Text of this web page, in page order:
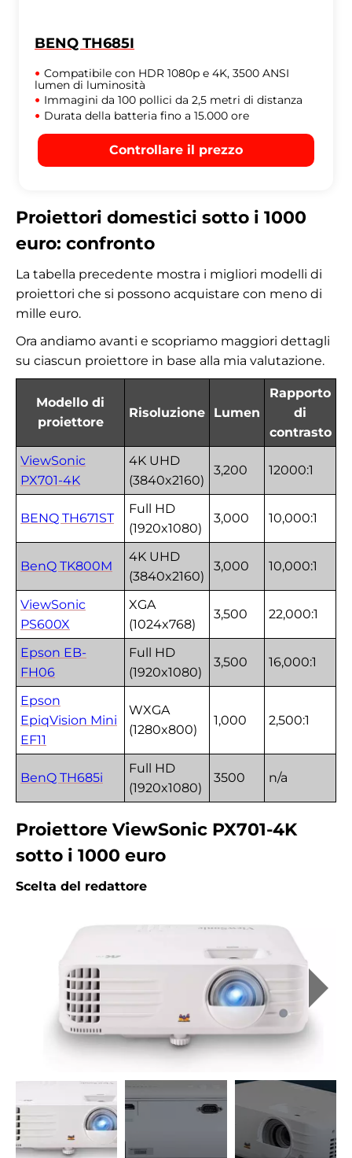
BENQ TH685I
Compatibile con HDR 1080p e 4K, 3500 ANSI
lumen di luminosità
Immagini da 100 pollici da 2,5 metri di distanza
Durata della batteria fino a 15.000 ore
Controllare il prezzo
Proiettori domestici sotto i 1000
euro: confronto
La tabella precedente mostra i migliori modelli di
proiettori che si possono acquistare con meno di
mille euro.
Ora andiamo avanti e scopriamo maggiori dettagli
su ciascun proiettore in base alla mia valutazione.
Modello di
proiettore
Risoluzione Lumen
Rapporto
di
contrasto
ViewSonic
PX701-4K
4K UHD
(3840x2160)
3,200 12000:1
BENQ TH671ST
Full HD
(1920x1080)
3,000 10,000:1
BenQ TK800M
4K UHD
(3840x2160)
3,000 10,000:1
ViewSonic
PS600X
XGA
(1024x768)
3,500 22,000:1
Epson EB-
FH06
Full HD
(1920x1080)
3,500 16,000:1
Epson
EpiqVision Mini
EF11
WXGA
(1280x800)
1,000 2,500:1
BenQ TH685i
Full HD
(1920x1080)
3500 n/a
Proiettore ViewSonic PX701-4K
sotto i 1000 euro
Scelta del redattore